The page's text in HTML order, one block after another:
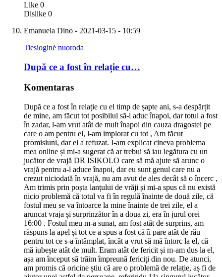
Like 0
Dislike 0
Emanuela Dino - 2021-03-15 - 10:59
Tiesioginė nuoroda
După ce a fost în relație cu…
Komentaras
După ce a fost în relație cu el timp de șapte ani, s-a despărțit
de mine, am făcut tot posibilul să-l aduc înapoi, dar totul a fost
în zadar, l-am vrut atât de mult înapoi din cauza dragostei pe
care o am pentru el, l-am implorat cu tot , Am făcut
promisiuni, dar el a refuzat. I-am explicat cineva problema
mea online și mi-a sugerat că ar trebui să iau legătura cu un
jucător de vrajă DR ISIKOLO care să mă ajute să arunc o
vrajă pentru a-l aduce înapoi, dar eu sunt genul care nu a
crezut niciodată în vrajă, nu am avut de ales decât să o încerc ,
Am trimis prin poșta lanțului de vrăji și mi-a spus că nu există
nicio problemă că totul va fi în regulă înainte de două zile, că
fostul meu se va întoarce la mine înainte de trei zile, el a
aruncat vraja și surprinzător în a doua zi, era în jurul orei
16:00 . Fostul meu m-a sunat, am fost atât de surprins, am
răspuns la apel și tot ce a spus a fost că îi pare atât de rău
pentru tot ce s-a întâmplat, încât a vrut să mă întorc la el, că
mă iubește atât de mult. Eram atât de fericit și m-am dus la el,
așa am început să trăim împreună fericiți din nou. De atunci,
am promis că oricine știu că are o problemă de relație, aș fi de